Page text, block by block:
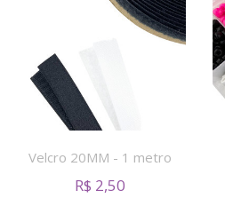
Velcro 20MM - 1 metro
R$ 2,50